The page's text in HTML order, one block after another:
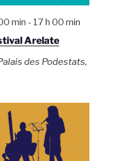
Arelate
min - 17 h 00 min
des Podestats,